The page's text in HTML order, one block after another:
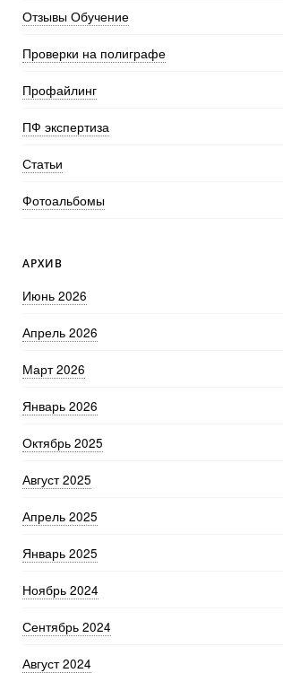
Отзывы Обучение
Проверки на полиграфе
Профайлинг
ПФ экспертиза
Статьи
Фотоальбомы
АРХИВ
Июнь 2026
Апрель 2026
Март 2026
Январь 2026
Октябрь 2025
Август 2025
Апрель 2025
Январь 2025
Ноябрь 2024
Сентябрь 2024
Август 2024